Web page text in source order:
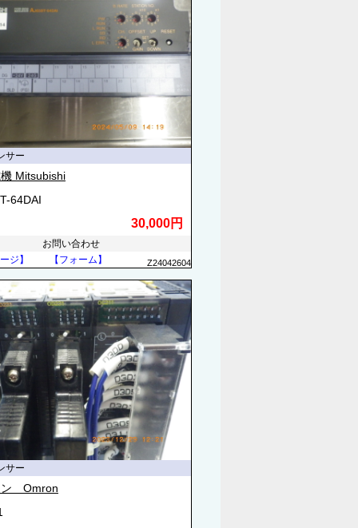
サー
Mitsubishi
64DAI
30,000円
お問い合わせ
ジ】
【フォーム】 Z24042604
サー
ン Omron